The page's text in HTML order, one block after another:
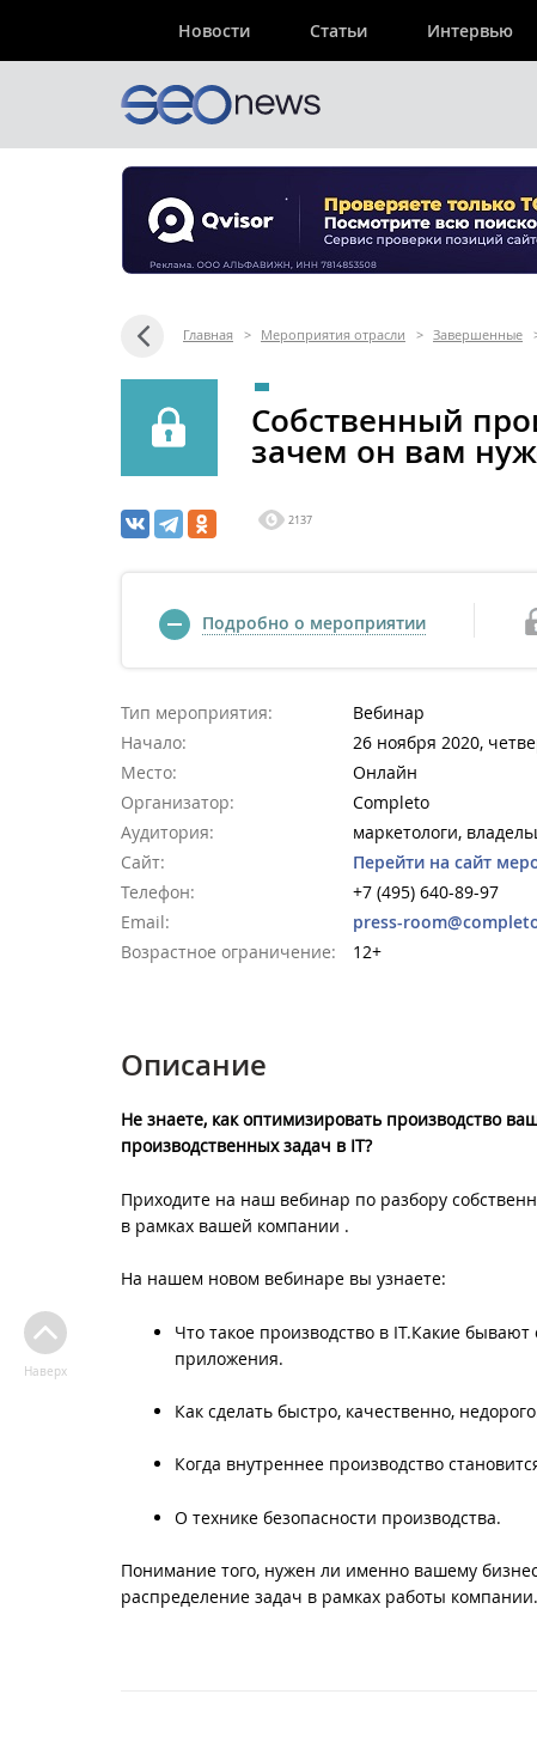
Новости Статьи Интервью
Главная > Мероприятия отрасли > Завершенные
Собственный
зачем он вам
2137
Подробно о мероприятии
Тип мероприятия:
Вебинар
Начало:
26 ноября 2020,
Место:
Онлайн
Организатор:
Completo
Аудитория:
маркетологи,
Сайт:
Перейти на сайт
Телефон:
+7 (495) 640-89-97
Email:
press-
Возрастное ограничение:
12+
Описание
Не знаете, как оптимизировать производство
производственных задач в IT?
Приходите на наш вебинар по разбору
в рамках вашей компании .
На нашем новом вебинаре вы узнаете:
Что такое производство в IT.Какие
приложения.
Как сделать быстро, качественно,
Когда внутреннее производство
О технике безопасности производства.
Понимание того, нужен ли именно вашему
распределение задач в рамках работы компании.
Наверх